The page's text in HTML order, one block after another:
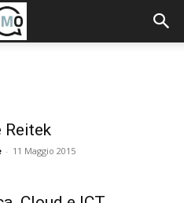
Reitek
- 11 Maggio 2015